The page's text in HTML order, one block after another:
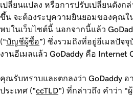
เปลี่ยนแปลง หรือการปรับเปลี่ยนดังก
ขึ้น จะต้องระบุความยินยอมของคุณใ
พบในเว็บไซต์นี้ นอกจากนี้แล้ว
(“บัญชีผู้ซื้อ”) ซึ่งรวมถึงที่อยู่อีเมลปัจ
งานอีเมลแล้ว GoDaddy คือ Internet
คุณรับทราบและตกลงว่า GoDaddy
ประเทศ ("ccTLD") ที่กล่าวถึง คำว่า “